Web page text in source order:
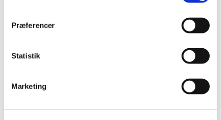
Præferencer
Statistik
Marketing